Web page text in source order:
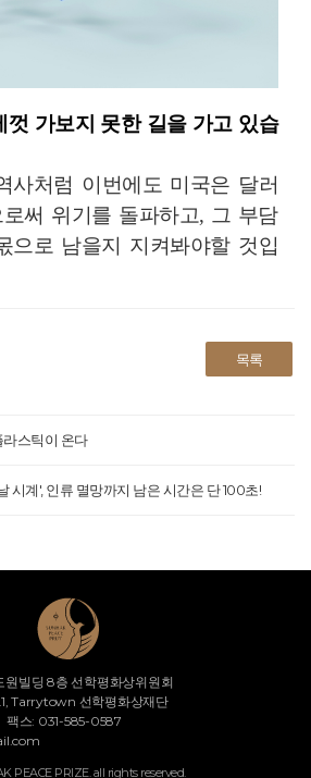
껏 가보지 못한 길을 가고 있습
사처럼 이번에도 미국은 달러
써 위기를 돌파하고, 그 부담
으로 남을지 지켜봐야할 것입
목록
스틱이 온다
시계', 인류 멸망까지 남은 시간은 단 100초!
빌딩 8층 선학평화상위원회
Tarrytown 선학평화상재단
팩스: 031-585-0587
PEACE PRIZE. all rights reserved.